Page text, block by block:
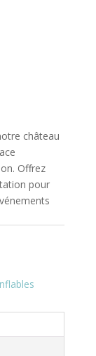
château
Offrez
pour